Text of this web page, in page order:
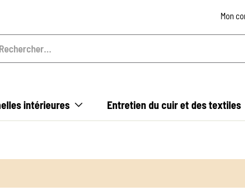
Mon
intérieures Entretien du cuir et des textiles